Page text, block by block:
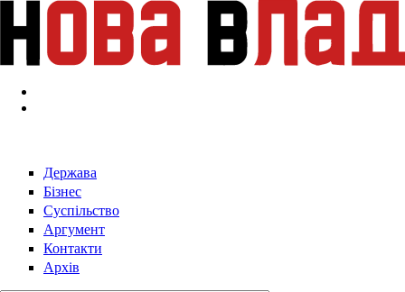
Перейти к основному содержанию
Держава
Бізнес
Суспільство
Аргумент
Контакти
Архів